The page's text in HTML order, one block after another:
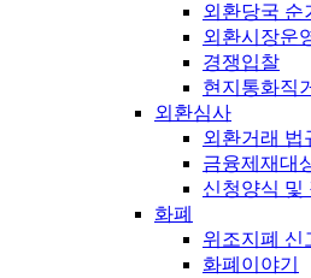
외환당국 순
외환시장운
경쟁입찰
현지통화직
외환심사
외환거래 법
금융제재대
신청양식 및
화폐
위조지폐 신
화폐이야기